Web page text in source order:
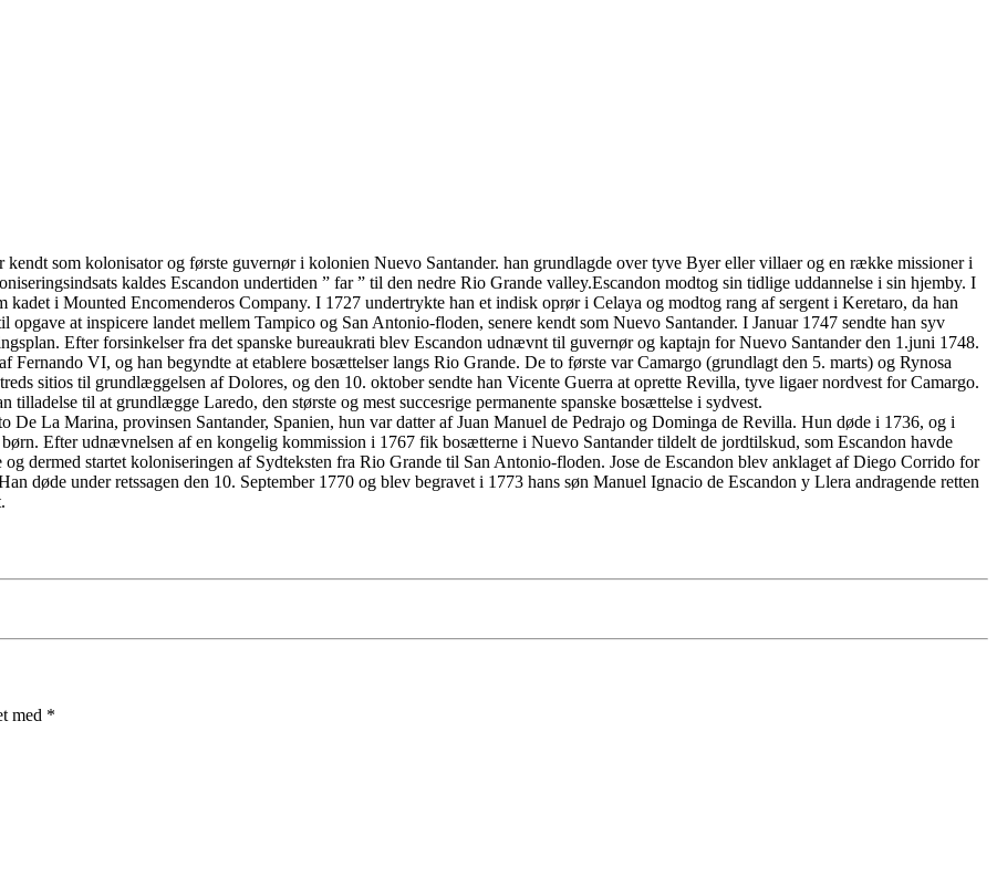
kendt som kolonisator og første guvernør i kolonien Nuevo Santander. han grundlagde over tyve Byer eller villaer og en række missioner i
kaldes Escandon undertiden ” far ” til den nedre Rio Grande valley.Escandon modtog sin tidlige uddannelse i sin hjemby. I
i Mounted Encomenderos Company. I 1727 undertrykte han et indisk oprør i Celaya og modtog rang af sergent i Keretaro, da han
at inspicere landet mellem Tampico og San Antonio-floden, senere kendt som Nuevo Santander. I Januar 1747 sendte han syv
Efter forsinkelser fra det spanske bureaukrati blev Escandon udnævnt til guvernør og kaptajn for Nuevo Santander den 1.juni 1748.
VI, og han begyndte at etablere bosættelser langs Rio Grande. De to første var Camargo (grundlagt den 5. marts) og Rynosa
sitios til grundlæggelsen af Dolores, og den 10. oktober sendte han Vicente Guerra at oprette Revilla, tyve ligaer nordvest for Camargo.
til at grundlægge Laredo, den største og mest succesrige permanente spanske bosættelse i sydvest.
La Marina, provinsen Santander, Spanien, hun var datter af Juan Manuel de Pedrajo og Dominga de Revilla. Hun døde i 1736, og i
Efter udnævnelsen af en kongelig kommission i 1767 fik bosætterne i Nuevo Santander tildelt de jordtilskud, som Escandon havde
dermed startet koloniseringen af Sydteksten fra Rio Grande til San Antonio-floden. Jose de Escandon blev anklaget af Diego Corrido for
døde under retssagen den 10. September 1770 og blev begravet i 1773 hans søn Manuel Ignacio de Escandon y Llera andragende retten
med *